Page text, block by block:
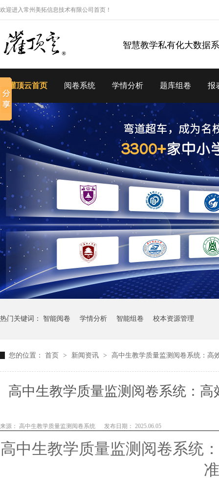
欢迎进入常州美拓信息技术有限公司首页！
智慧教学私有化大数据
灌顶云首页 阅卷系统 学情分析 题库组卷 报
热门关键词： 智能阅卷 学情分析 智能组卷 校本资源管理
您的位置： 首页 > 新闻资讯 > 高中生教学质量监测阅卷系统：高
高中生教学质量监测阅卷系统：
来源： 高中生教学质量监测阅卷系统 发布日期： 2025.06.05
高中生教学质量监测阅卷系统